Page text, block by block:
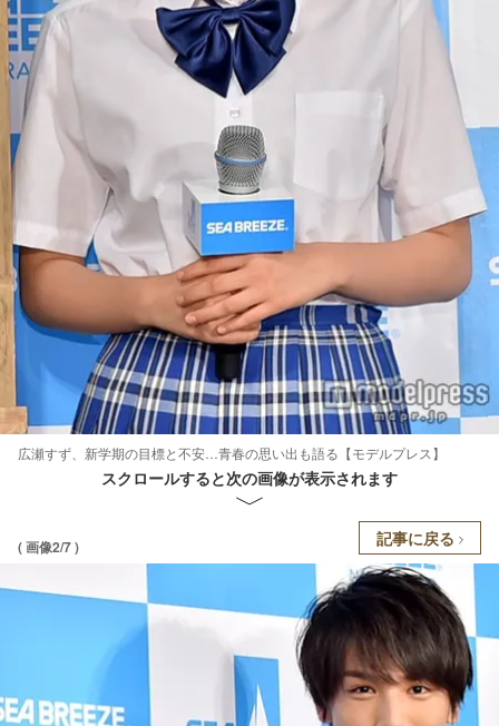
広瀬すず、新学期の目標と不安…青春の思い出も語る【モデルプレス】
スクロールすると次の画像が表示されます
( 画像2/7 ) 記事に戻る